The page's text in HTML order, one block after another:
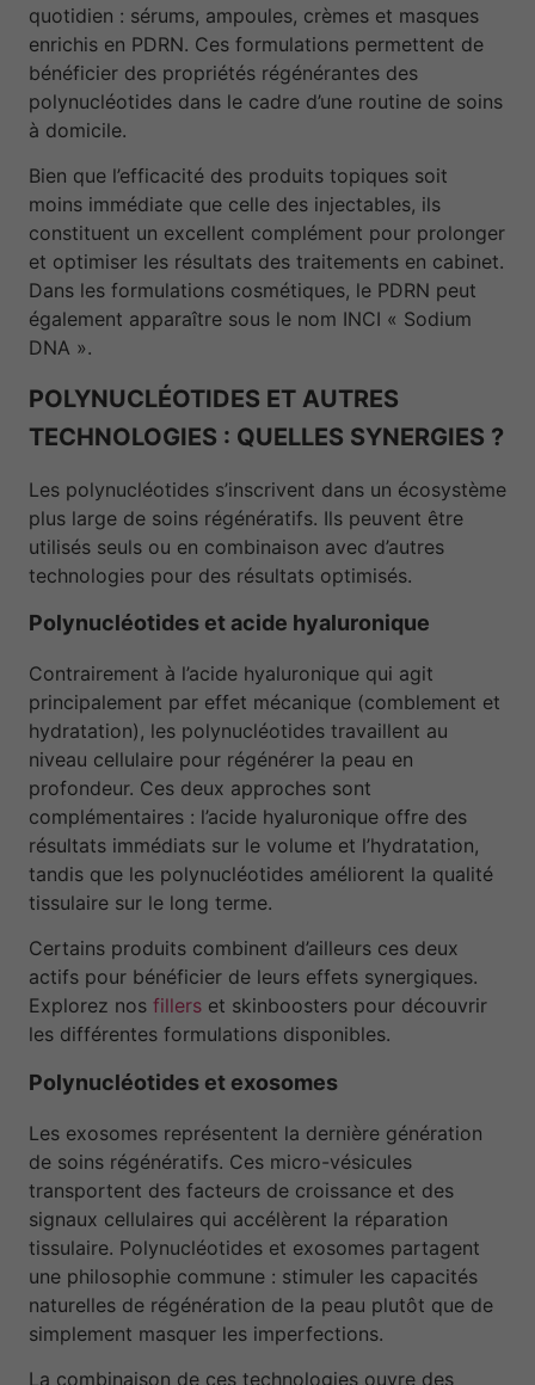
quotidien : sérums, ampoules, crèmes et masques
enrichis en PDRN. Ces formulations permettent de
bénéficier des propriétés régénérantes des
polynucléotides dans le cadre d’une routine de soins
à domicile.
Bien que l’efficacité des produits topiques soit
moins immédiate que celle des injectables, ils
constituent un excellent complément pour prolonger
et optimiser les résultats des traitements en cabinet.
Dans les formulations cosmétiques, le PDRN peut
également apparaître sous le nom INCI « Sodium
DNA ».
POLYNUCLÉOTIDES ET AUTRES
TECHNOLOGIES : QUELLES SYNERGIES ?
Les polynucléotides s’inscrivent dans un écosystème
plus large de soins régénératifs. Ils peuvent être
utilisés seuls ou en combinaison avec d’autres
technologies pour des résultats optimisés.
Polynucléotides et acide hyaluronique
Contrairement à l’acide hyaluronique qui agit
principalement par effet mécanique (comblement et
hydratation), les polynucléotides travaillent au
niveau cellulaire pour régénérer la peau en
profondeur. Ces deux approches sont
complémentaires : l’acide hyaluronique offre des
résultats immédiats sur le volume et l’hydratation,
tandis que les polynucléotides améliorent la qualité
tissulaire sur le long terme.
Certains produits combinent d’ailleurs ces deux
actifs pour bénéficier de leurs effets synergiques.
Explorez nos fillers et skinboosters pour découvrir
les différentes formulations disponibles.
Polynucléotides et exosomes
Les exosomes représentent la dernière génération
de soins régénératifs. Ces micro-vésicules
transportent des facteurs de croissance et des
signaux cellulaires qui accélèrent la réparation
tissulaire. Polynucléotides et exosomes partagent
une philosophie commune : stimuler les capacités
naturelles de régénération de la peau plutôt que de
simplement masquer les imperfections.
La combinaison de ces technologies ouvre des